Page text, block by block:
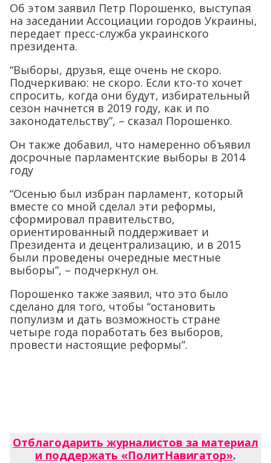
Об этом заявил Петр Порошенко, выступая
на заседании Ассоциации городов Украины,
передает пресс-служба украинского
президента.
“Выборы, друзья, еще очень не скоро.
Подчеркиваю: не скоро. Если кто-то хочет
спросить, когда они будут, избирательный
сезон начнется в 2019 году, как и по
законодательству”, – сказал Порошенко.
Он также добавил, что намеренно объявил
досрочные парламентские выборы в 2014
году
“Осенью был избран парламент, который
вместе со мной сделал эти реформы,
сформировал правительство,
ориентированный поддерживает и
Президента и децентрализацию, и в 2015
были проведены очередные местные
выборы”, – подчеркнул он.
Порошенко также заявил, что это было
сделано для того, чтобы “остановить
популизм и дать возможность стране
четыре года поработать без выборов,
провести настоящие реформы”.
Отблагодарить журналистов за материал
и поддержать «ПолитНавигатор».